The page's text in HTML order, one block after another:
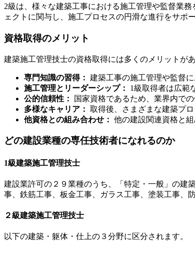
2級は、様々な建築工事における施工管理や監督業
ェクトに関与し、施工プロセスの円滑な進行をサポー
資格取得のメリット
建築施工管理技士の資格取得には多くのメリットがあ
専門知識の習得： 建築工事の施工管理や監督
施工管理とリーダーシップ：
1級取得者は広範
公的信頼性：
国家資格であるため、業界内での
多様なキャリア： 取得後、さまざまな建築プ
他資格との組み合わせ： 他の建設関連資格と
どの建設業種の専任技術者になれるのか
1級建築施工管理技士
建設業許可の２９業種のうち、「特定・一般」の建
事、鉄筋工事、板金工事、ガラス工事、塗装工事、
２級建築施工管理技士
以下の建築・躯体・仕上の３分野に区分されます。